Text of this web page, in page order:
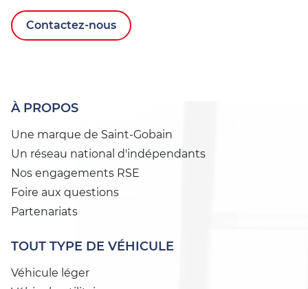
Contactez-nous
À PROPOS
Une marque de Saint-Gobain
Un réseau national d'indépendants
Nos engagements RSE
Foire aux questions
Partenariats
TOUT TYPE DE VÉHICULE
Véhicule léger